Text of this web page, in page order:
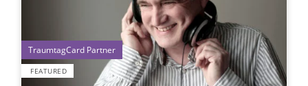
FEATURED
1